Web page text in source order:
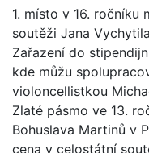
1. místo v 16. ročníku
soutěži Jana
Zařazení do
kde můžu
violoncellistkou
Zlaté pásmo ve 13.
Bohuslava Martinů v
cena v celostátní